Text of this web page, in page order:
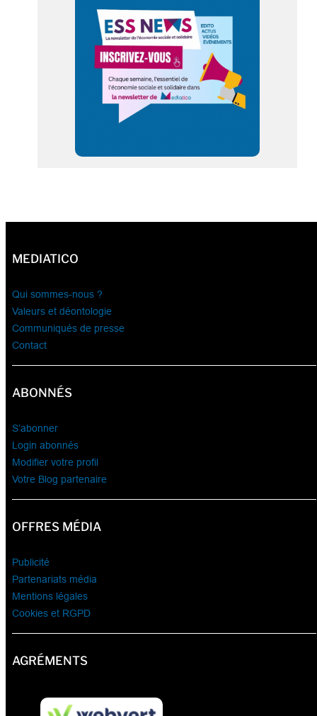
MEDIATICO
Qui sommes-nous ?
Valeurs et déontologie
Communiqués de presse
Contact
ABONNÉS
S’abonner
Login abonnés
Modifier votre profil
Votre Blog partenaire
OFFRES MÉDIA
Publicité
Partenariats média
Mentions légales
Cookies et RGPD
AGRÉMENTS